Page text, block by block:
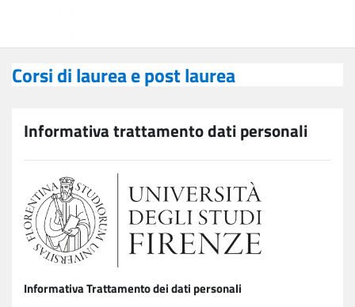
Corsi di laurea e post laurea
Informativa trattamento dati personali
Informativa Trattamento dei dati personali